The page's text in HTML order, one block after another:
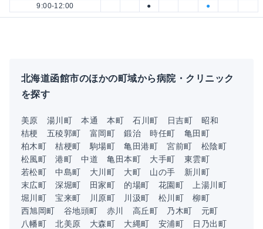
9:00-12:00
● ●
北海道函館市のほかの町域から病院・クリニック
を探す
美原 湯川町 本通 本町 石川町 日吉町
昭和
桔梗
五稜郭町 富岡町 鍛治 時任町
亀田町
柏木町
桔梗町 駒場町 亀田港町 宮前町
松陰町
松風町
港町 中道 亀田本町 大手町
東雲町
若松町
中島町 大川町 大町 山の手
新川町
末広町
深堀町 田家町 的場町 花園町
上湯川町
堀川町
宝来町 川原町 川汲町 松川町
柳町
西旭岡町
谷地頭町 赤川 高丘町 乃木町
元町
八幡町
北美原 大森町 大縄町 安浦町 日乃出町